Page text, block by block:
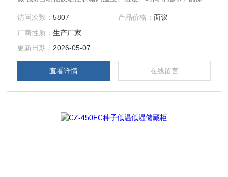
统。控制系统具有除霜，延时，超温报警，自动除湿，时差纠
正，紫外杀菌等功能，安全可靠全不锈钢内、外柜体，制冷结
构为风冷式不结霜多项安全保护功能(触电、漏电、过载、过
流、压缩机延长启动！
访问次数：5807 产品价格： 面议
厂商性质：生产厂家
更新日期： 2026-05-07
查看详情 在线留言